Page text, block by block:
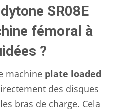
SR08E
fémoral à
?
machine plate loaded
des disques
bras de charge. Cela